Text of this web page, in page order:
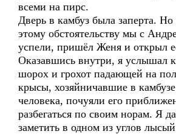
всеми на пирс.
Дверь в камбуз была заперта. Но
этому обстоятельству мы с
успели, пришёл Женя и открыл
Оказавшись внутри, я услышал
шорох и грохот падающей на
крысы, хозяйничавшие в камбузе
человека, почуяли его
разбегаться по своим норам. Я
заметить в одном из углов